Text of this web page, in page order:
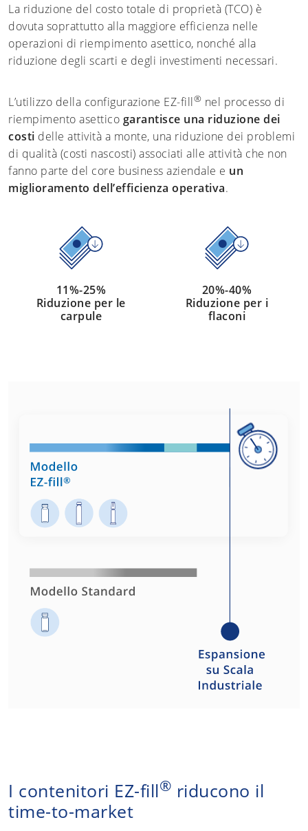
La riduzione del costo totale di proprietà (TCO) è
dovuta soprattutto alla maggiore efficienza nelle
operazioni di riempimento asettico, nonché alla
riduzione degli scarti e degli investimenti necessari.
L’utilizzo della configurazione EZ-fill® nel processo di
riempimento asettico garantisce una riduzione dei
costi delle attività a monte, una riduzione dei problemi
di qualità (costi nascosti) associati alle attività che non
fanno parte del core business aziendale e un
miglioramento dell’efficienza operativa.
11%-25%
Riduzione per le
carpule
20%-40%
Riduzione per i
flaconi
I contenitori EZ-fill® riducono il
time-to-market